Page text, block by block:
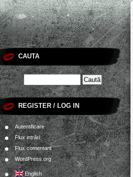
CAUTA
REGISTER / LOG IN
Autentificare
Flux intrări
Flux comentarii
WordPress.org
English